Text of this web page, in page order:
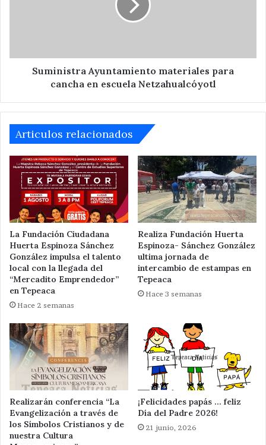
Suministra Ayuntamiento materiales para
cancha en escuela Netzahualcóyotl
Articulos relacionados
La Fundación Ciudadana
Huerta Espinoza Sánchez
González impulsa el talento
local con la llegada del
“Mercadito Emprendedor”
en Tepeaca
Hace 2 semanas
Realiza Fundación Huerta
Espinoza- Sánchez González
ultima jornada de
intercambio de estampas en
Tepeaca
Hace 3 semanas
Realizarán conferencia “La
Evangelización a través de
los Símbolos Cristianos y de
nuestra Cultura
¡Felicidades papás … feliz
Día del Padre 2026!
21 junio, 2026